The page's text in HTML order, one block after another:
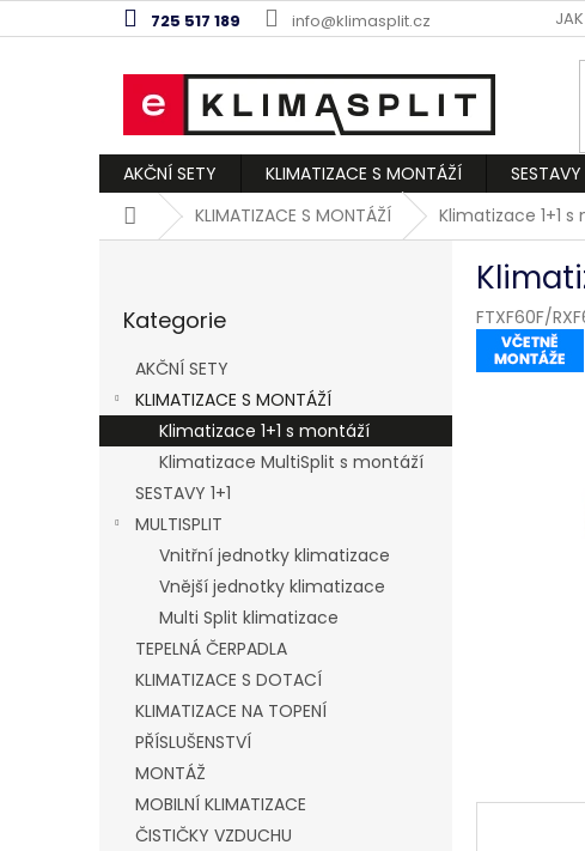
na
725 517 189 info@klimasplit.cz
AKČNÍ SETY KLIMATIZACE S MONTÁŽÍ SESTAVY
DomůKLIMATIZACE S MONTÁŽÍ Klimatizace 1+1
n
kategorie
Kategorie
AKČNÍ SETY
KLIMATIZACE S MONTÁŽÍ
Klimatizace 1+1 s montáží
Klimatizace MultiSplit s montáží
SESTAVY 1+1
MULTISPLIT
Vnitřní jednotky klimatizace
Vnější jednotky klimatizace
Multi Split klimatizace
TEPELNÁ ČERPADLA
KLIMATIZACE S DOTACÍ
KLIMATIZACE NA TOPENÍ
PŘÍSLUŠENSTVÍ
MONTÁŽ
MOBILNÍ KLIMATIZACE
ČISTIČKY VZDUCHU
FTXF60F/